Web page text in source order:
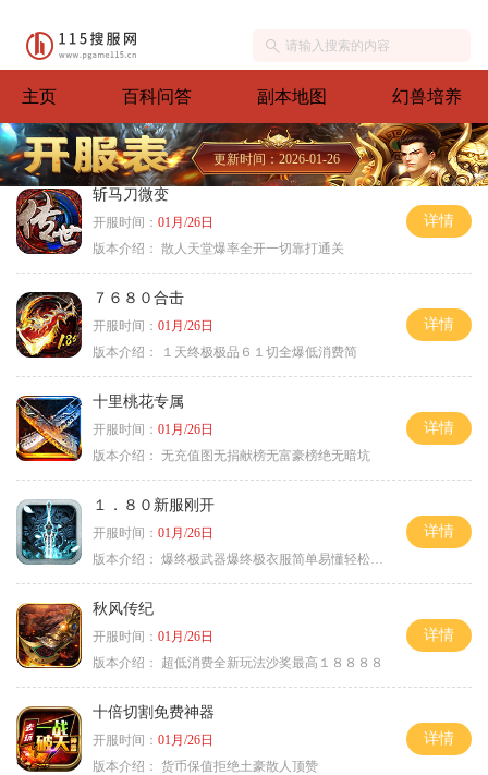
主页 百科问答 副本地图 幻兽培养
更新时间：2026-01-26
斩马刀微变
开服时间： 01月/26日
版本介绍： 散人天堂爆率全开一切靠打通关
详情
７６８０合击
开服时间： 01月/26日
版本介绍：
１天终极极品６１切全爆低消费简
详情
十里桃花专属
开服时间： 01月/26日
版本介绍： 无充值图无捐献榜无富豪榜绝无暗坑
详情
１．８０新服刚开
开服时间： 01月/26日
版本介绍： 爆终极武器爆终极衣服简单易懂轻松满级
详情
秋风传纪
开服时间： 01月/26日
版本介绍：
超低消费全新玩法沙奖最高１８８８８
详情
十倍切割免费神器
开服时间： 01月/26日
版本介绍： 货币保值拒绝土豪散人顶赞
详情